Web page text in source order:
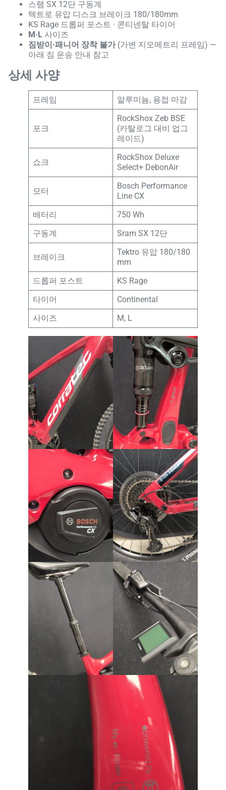
스램 SX 12단 구동계
텍트로 유압 디스크 브레이크 180/180mm
KS Rage 드롭퍼 포스트 · 콘티넨탈 타이어
M·L 사이즈
짐받이·패니어 장착 불가(가변 지오메트리 프레임) —
아래 짐 운송 안내 참고
상세 사양
프레임 알루미늄, 용접 마감
포크
RockShox Zeb BSE
(카탈로그 대비 업그
레이드)
쇼크
RockShox Deluxe
Select+ DebonAir
모터
Bosch Performance
Line CX
배터리
750 Wh
구동계
Sram SX 12단
브레이크
Tektro 유압 180/180
mm
드롭퍼 포스트
KS Rage
타이어
Continental
사이즈
M, L